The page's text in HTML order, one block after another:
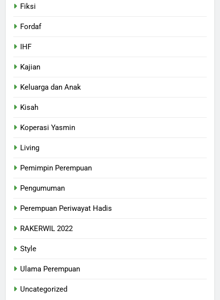
Fiksi
Fordaf
IHF
Kajian
Keluarga dan Anak
Kisah
Koperasi Yasmin
Living
Pemimpin Perempuan
Pengumuman
Perempuan Periwayat Hadis
RAKERWIL 2022
Style
Ulama Perempuan
Uncategorized